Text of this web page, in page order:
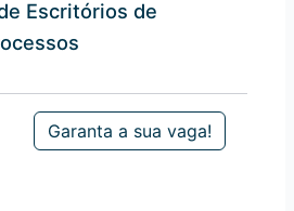
Escritórios de
Garanta a sua vaga!